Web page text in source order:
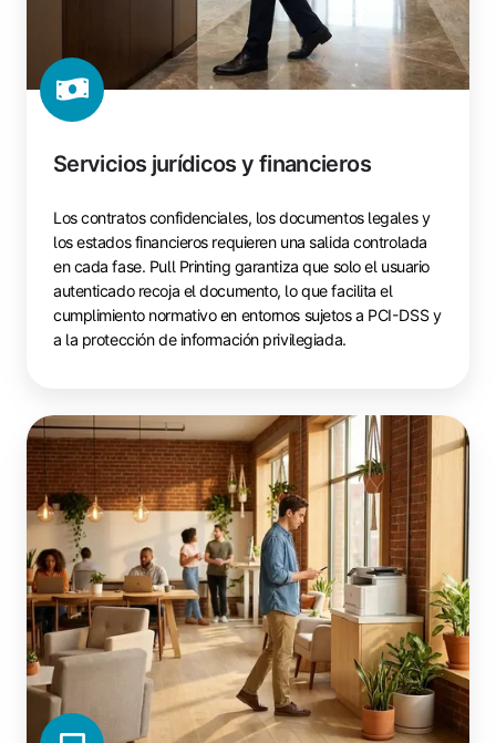
Servicios jurídicos y financieros
Los contratos confidenciales, los documentos legales y
los estados financieros requieren una salida controlada
en cada fase. Pull Printing garantiza que solo el usuario
autenticado recoja el documento, lo que facilita el
cumplimiento normativo en entornos sujetos a PCI-DSS y
a la protección de información privilegiada.
Espacios
de
coworking